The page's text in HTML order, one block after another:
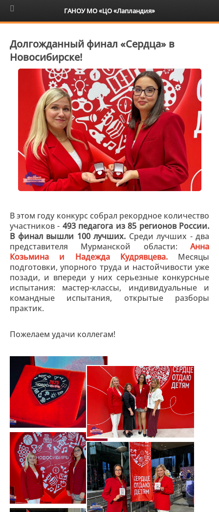
6+
Долгожданный финал «Сердца» в
Новосибирске!
В этом году конкурс собрал рекордное количество
участников - 493 педагога из 85 регионов России.
В финал вышли 100 лучших. Среди лучших - два
представителя Мурманской области: Анна
Козьмина и Надежда Кудрявцева.Месяцы
подготовки, упорного труда и настойчивости уже
позади, и впереди у них серьезные конкурсные
испытания: мастер-классы, индивидуальные и
командные испытания, открытые разборы
практик.
Пожелаем удачи коллегам!
ГАНОУ МО «ЦО «Лапландия»